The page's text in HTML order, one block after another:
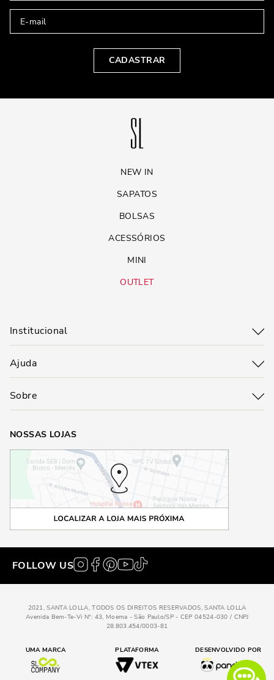
CADASTRAR
NEW IN
SAPATOS
BOLSAS
ACESSÓRIOS
MINI
OUTLET
Institucional
Ajuda
Sobre
NOSSAS LOJAS
FOLLOW US
2021, SANTA LOLLA, TODOS OS DIREITOS RESERVADOS, SANTA LOLLA
Avenida Bem-Te-Vi N°: 43, Moema - São Paulo/SP - CEP 04524-030 / CNPJ
28.803.454/0003-81
UMA MARCA PLATAFORMA DESENVOLVIDO POR